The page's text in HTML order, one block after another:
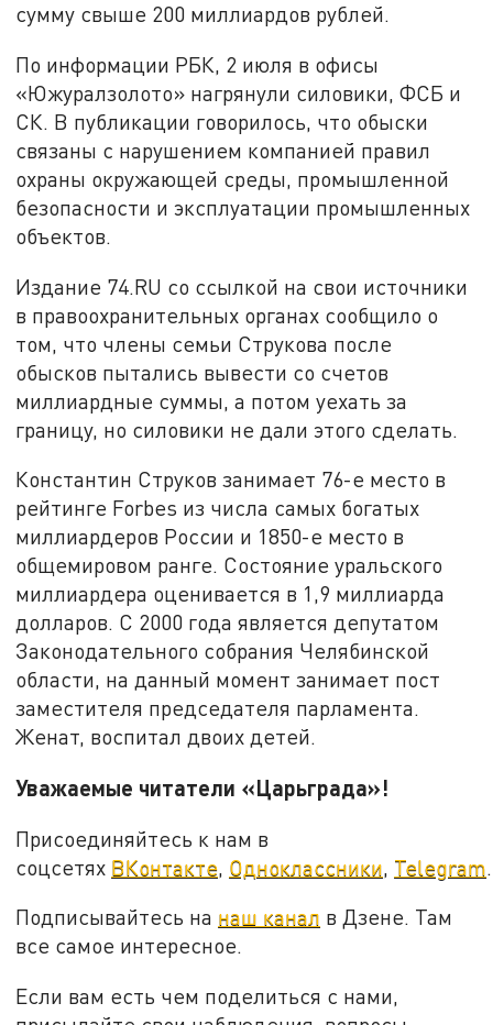
сумму свыше 200 миллиардов рублей.
По информации РБК, 2 июля в офисы
«Южуралзолото» нагрянули силовики, ФСБ и
СК. В публикации говорилось, что обыски
связаны с нарушением компанией правил
охраны окружающей среды, промышленной
безопасности и эксплуатации промышленных
объектов.
Издание 74.RU со ссылкой на свои источники
в правоохранительных органах сообщило о
том, что члены семьи Струкова после
обысков пытались вывести со счетов
миллиардные суммы, а потом уехать за
границу, но силовики не дали этого сделать.
Константин Струков занимает 76-е место в
рейтинге Forbes из числа самых богатых
миллиардеров России и 1850-е место в
общемировом ранге. Состояние уральского
миллиардера оценивается в 1,9 миллиарда
долларов. С 2000 года является депутатом
Законодательного собрания Челябинской
области, на данный момент занимает пост
заместителя председателя парламента.
Женат, воспитал двоих детей.
Уважаемые читатели «Царьграда»!
Присоединяйтесь к нам в
соцсетях ВКонтакте Одноклассники Telegram
Подписывайтесь на наш канал в Дзене. Там
все самое интересное.
Если вам есть чем поделиться с нами,